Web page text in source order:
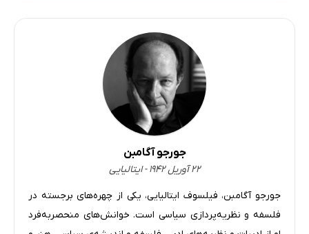
جورجو آگامبن
۲۲ آوریل ۱۹۴۲ - ایتالیایی
جورجو آگامبن، فیلسوف ایتالیایی، یکی از چهره‌های برجسته در
فلسفه و نظریه‌پردازی سیاسی است. خوانش‌های منحصربه‌فرد